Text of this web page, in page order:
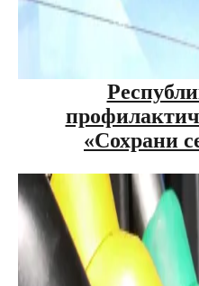
«Сохрани